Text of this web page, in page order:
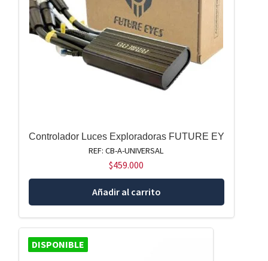
Controlador Luces Exploradoras FUTURE EY
REF: CB-A-UNIVERSAL
$459.000
Añadir al carrito
DISPONIBLE